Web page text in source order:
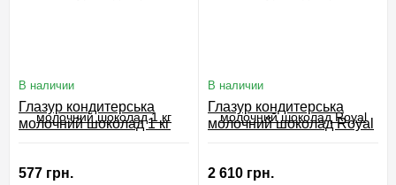
В наличии
Глазур кондитерська
молочний шоколад 1 кг
577 грн.
В наличии
Глазур кондитерська
молочний шоколад Royal
2 610 грн.